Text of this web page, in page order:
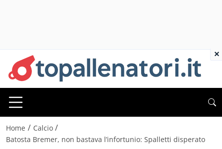
Home / Calcio /
Batosta Bremer, non bastava l’infortunio: Spalletti disperato
×